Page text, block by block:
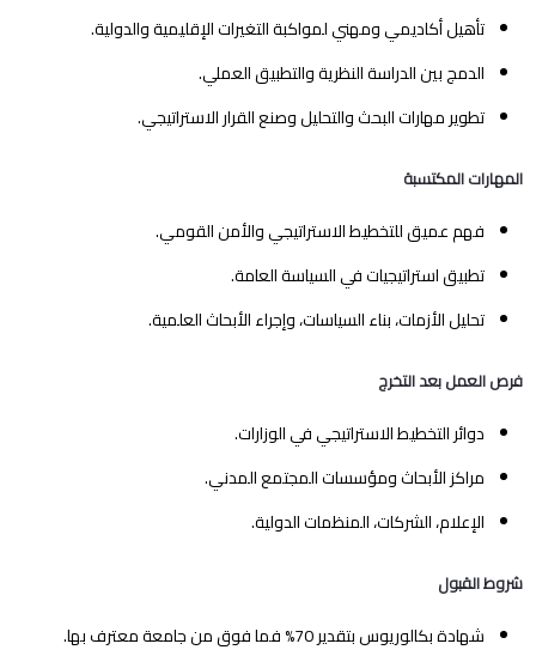
تأهيل أكاديمي ومهني لمواكبة التغيرات الإقليمية والدولية.
الدمج بين الدراسة النظرية والتطبيق العملي.
تطوير مهارات البحث والتحليل وصنع القرار الاستراتيجي.
المهارات المكتسبة
فهم عميق للتخطيط الاستراتيجي والأمن القومي.
تطبيق استراتيجيات في السياسة العامة.
تحليل الأزمات، بناء السياسات، وإجراء الأبحاث العلمية.
فرص العمل بعد التخرج
دوائر التخطيط الاستراتيجي في الوزارات.
مراكز الأبحاث ومؤسسات المجتمع المدني.
الإعلام، الشركات، المنظمات الدولية.
شروط القبول
شهادة بكالوريوس بتقدير 70% فما فوق من جامعة معترف بها.